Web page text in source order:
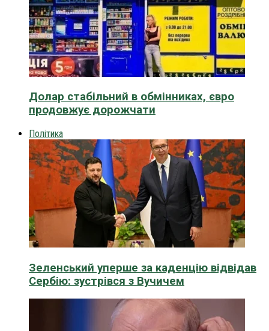
Долар стабільний в обмінниках, євро
продовжує дорожчати
Політика
Зеленський уперше за каденцію відвідав
Сербію: зустрівся з Вучичем